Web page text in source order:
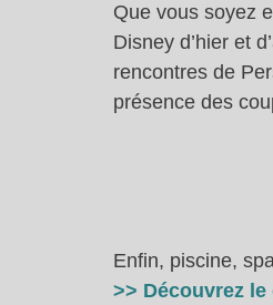
Que vous soyez
Disney d’hier et
rencontres de
présence des
Enfin, piscine,
>> Découvrez